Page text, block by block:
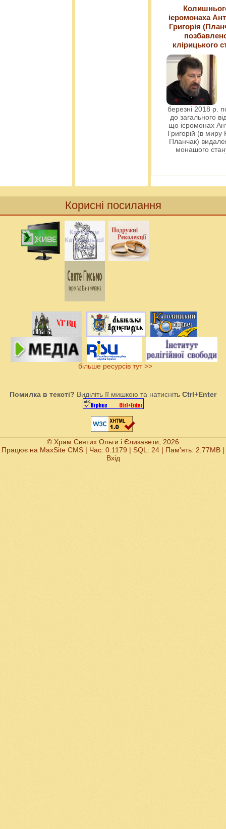
ієромонаха
Григорія
клірицького
березні 2018 р.
до загального
що ієромонах
Григорій (в миру
Планчак)
монашого
Корисні посилання
більше ресурсів тут >>
Помилка в тексті? Виділіть її мишкою та натисніть Ctrl+Enter
© Храм Святих Ольги і Єлизавети, 2026
Працює на MaxSite CMS | Час: 0.1179 | SQL: 24 | Пам'ять: 2.77MB |
Вхід